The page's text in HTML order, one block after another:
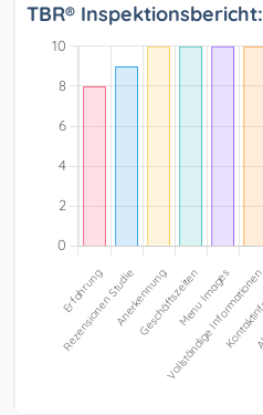
TBR® Inspektionsbericht: